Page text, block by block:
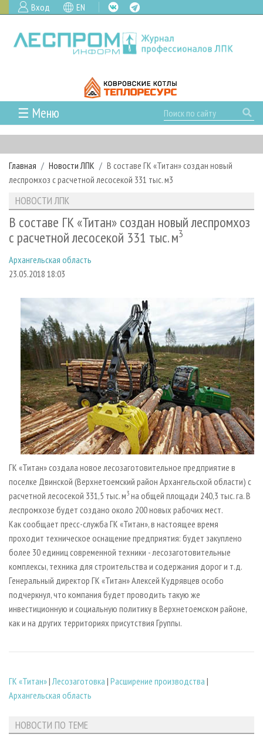
Вход EN
☰ Меню
ГЛАВНАЯ
РУБРИКИ И ТЕМЫ
РУБРИКИ ЖУРНАЛА
ЛЕСОЗАГОТОВКА
ЛЕСОПИЛЕНИЕ
СУШКА ДРЕВЕСИНЫ
ДЕРЕВЯННОЕ ДОМОСТРОЕНИЕ
ПРОИЗВОДСТВО МЕБЕЛИ
БИОЭНЕРГЕТИКА
ЦБП
ИНСТРУМЕНТ И МАТЕРИАЛЫ
НОВОСТИ
НОВОСТИ ЛПК
НОВОСТИ ЖУРНАЛА
ПРОЕКТЫ ЛПИ
АНАЛИТИКА
ПРЕДПРИЯТИЯ ЛПК
ПЕРСОНЫ
ОФИЦИАЛЬНЫЕ ДЕЛЕГАЦИИ
ПРИОРИТЕТНЫЕ ИНВЕСТПРОЕКТЫ
RUSSIAN FORESTRY REVIEW
ГАЗЕТА ЛЕСПРОМФОРУМ
БИБЛИОТЕКА СПЕЦИАЛИСТА
АРХИВ ЖУРНАЛОВ
О ЖУРНАЛЕ
ПОДПИСКА
КОНТАКТЫ
РЕКЛАМОДАТЕЛЯМ
РЕКЛАМА
Главная Новости ЛПК
В составе ГК «Титан» создан новый
леспромхоз с расчетной лесосекой 331 тыс. м3
НОВОСТИ ЛПК
В составе ГК «Титан» создан новый леспромхоз
с расчетной лесосекой 331 тыс. м3
Архангельская область
23.05.2018 18:03
ГК «Титан» создала новое лесозаготовительное предприятие в
поселке Двинской (Верхнетоемский район Архангельской области) с
расчетной лесосекой 331,5 тыс. м3 на общей площади 240,3 тыс. га. В
леспромхозе будет создано около 200 новых рабочих мест.
Как сообщает пресс-служба ГК «Титан», в настоящее время
проходит техническое оснащение предприятия: будет закуплено
более 30 единиц современной техники - лесозаготовительные
комплексы, техника для строительства и содержания дорог и т.д.
Генеральный директор ГК «Титан» Алексей Кудрявцев особо
подчеркнул, что компания будет проводить такую же
инвестиционную и социальную политику в Верхнетоемском районе,
как и на других территориях присутствия Группы.
ГК «Титан»|Лесозаготовка | Расширение производства |
Архангельская область
НОВОСТИ ПО ТЕМЕ